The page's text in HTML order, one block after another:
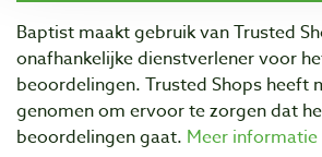
Baptist maakt gebruik van Trusted
onafhankelijke dienstverlener voor
beoordelingen. Trusted Shops heeft
genomen om ervoor te zorgen dat
beoordelingen gaat. Meer informatie